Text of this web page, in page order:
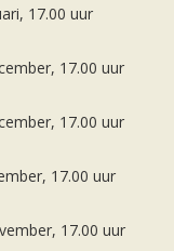
17.00 uur
17.00 uur
17.00 uur
17.00 uur
17.00 uur